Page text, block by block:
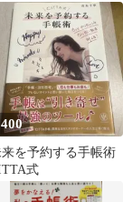
となりたい私を叶
る!
400
を予約する手帳術
式